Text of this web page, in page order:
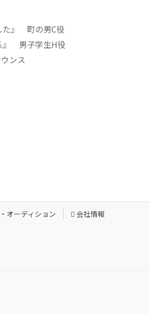
た』 町の男C役
』 男子学生H役
ンス
オーディション
会社情報